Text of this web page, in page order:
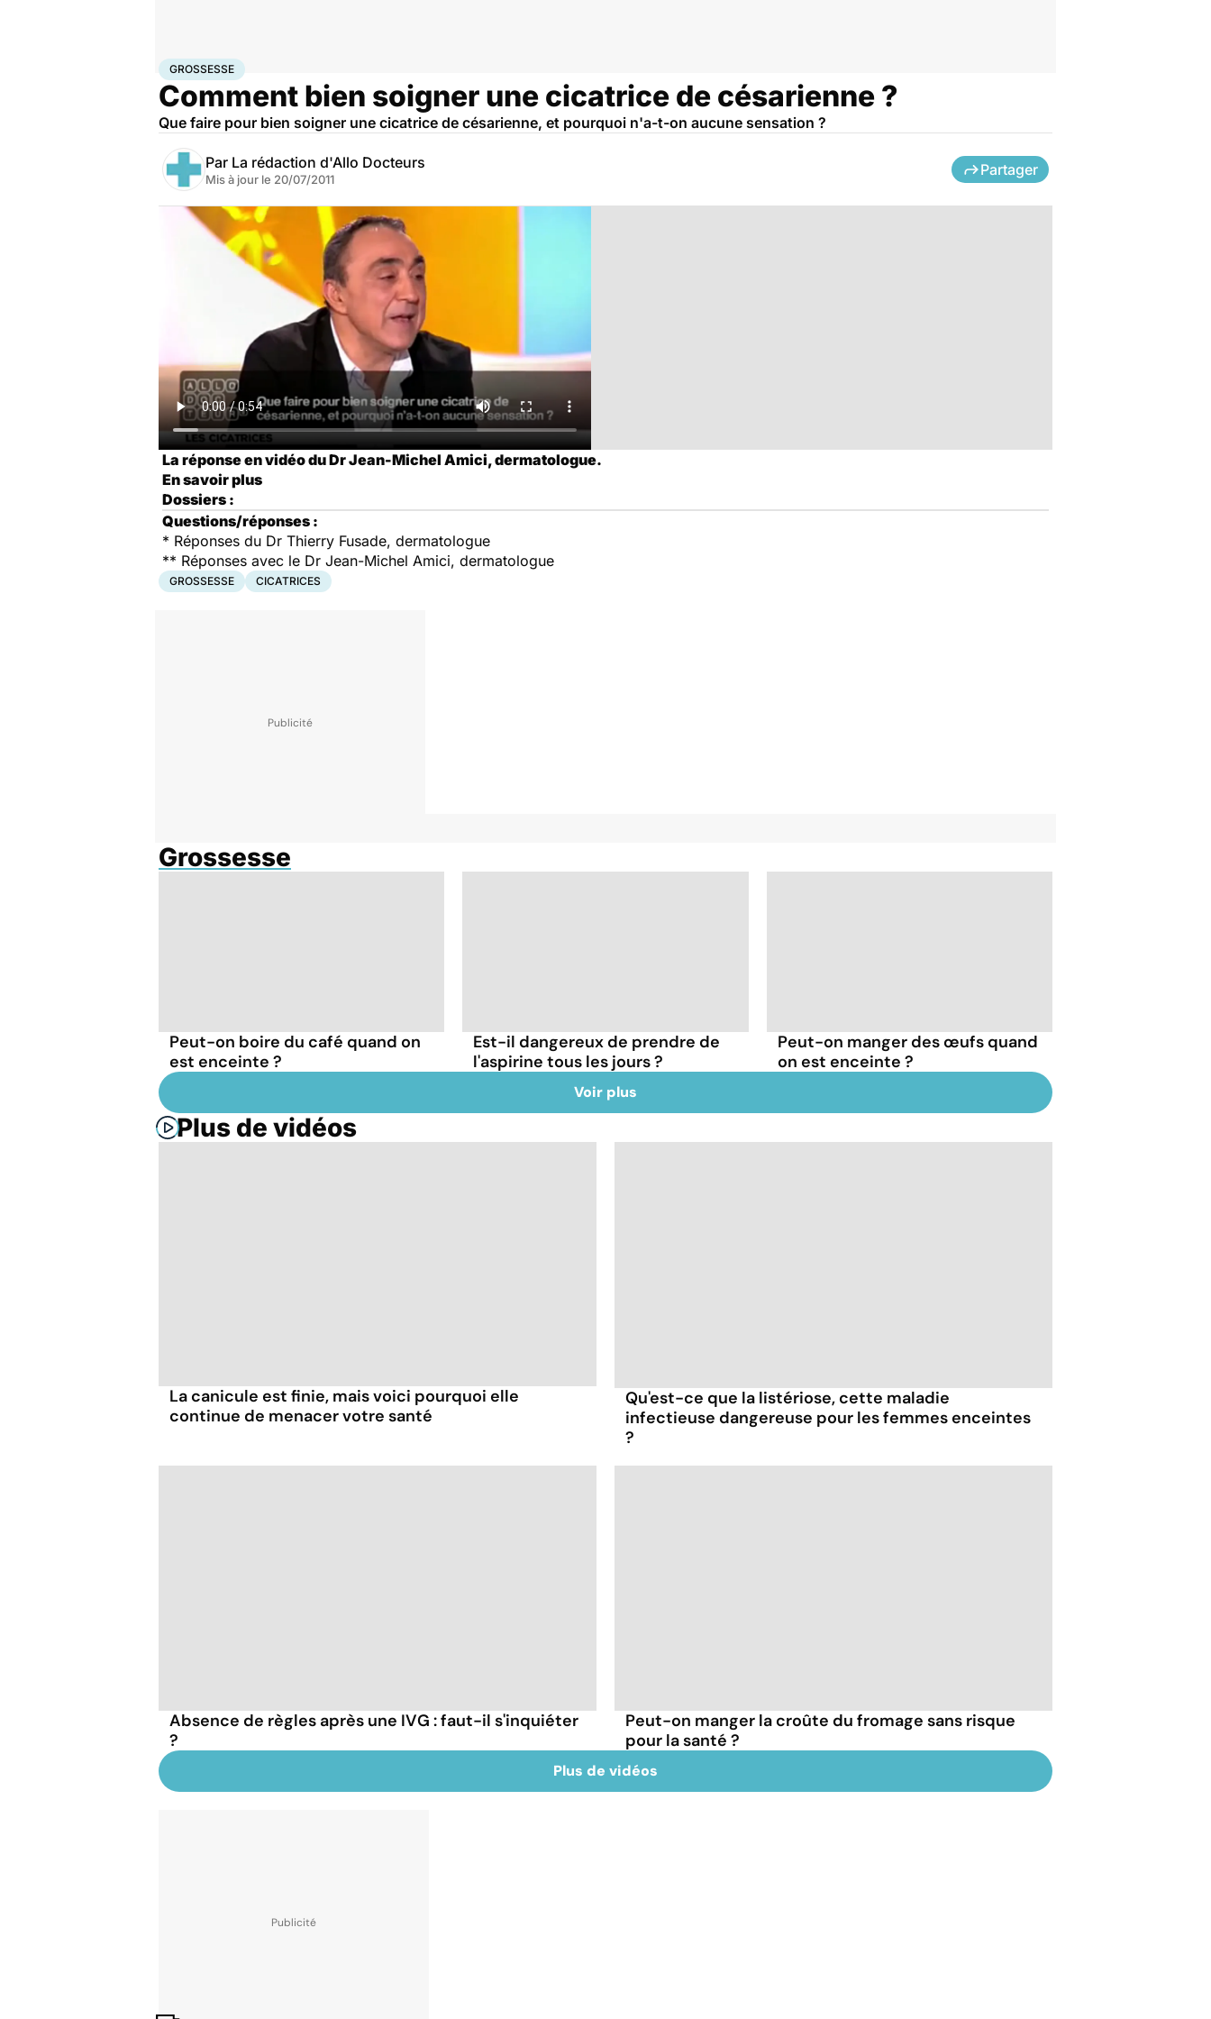
AccueilFamilleGrossesse
GROSSESSE
Comment bien soigner une cicatrice de césarienne ?
Que faire pour bien soigner une cicatrice de césarienne, et pourquoi n'a-t-on aucune sensation ?
Par La rédaction d'Allo Docteurs
Mis à jour le 20/07/2011
Partager
La réponse en vidéo du Dr Jean-Michel Amici, dermatologue.
En savoir plus
Dossiers :
Questions/réponses :
* Réponses du Dr Thierry Fusade, dermatologue
** Réponses avec le Dr Jean-Michel Amici, dermatologue
GROSSESSE CICATRICES
Grossesse
Peut-on boire du café quand on
est enceinte ?
Est-il dangereux de prendre de
l'aspirine tous les jours ?
Peut-on manger des œufs quand
on est enceinte ?
Voir plus
Plus de vidéos
La canicule est finie, mais voici pourquoi elle
continue de menacer votre santé
Qu'est-ce que la listériose, cette maladie
infectieuse dangereuse pour les femmes enceintes
?
Absence de règles après une IVG : faut-il s'inquiéter
?
Peut-on manger la croûte du fromage sans risque
pour la santé ?
Plus de vidéos